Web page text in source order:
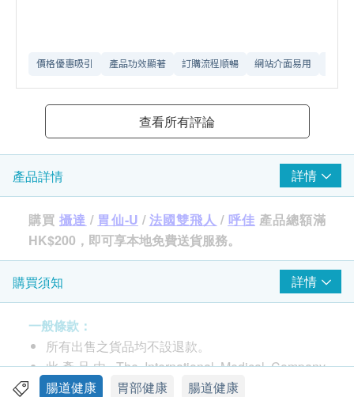
價格優惠吸引 產品功效顯著 訂購流程順暢 網站介面易用
查看所有評論
產品詳情 詳情
購買攝達 / 胃仙-U /法國雙飛人 / 呼佳 產品總額滿
HK$200，即可享本地免費送貨服務。
品牌
胃仙-U
包裝
100粒
購買須知 詳情
一般條款：
所有出售之貨品均不設退款。
此產品由 The International Medical Company
Limited 提供。
腸道健康 胃部健康 腸道健康